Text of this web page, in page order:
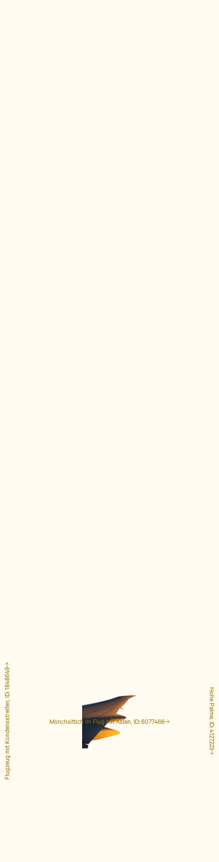
Mönchsittich im Flug mit Ästen, ID: 6077466 Hohe Palme, ID: 4127223
Flugzeug mit Kondensstreifen, ID: 1848649